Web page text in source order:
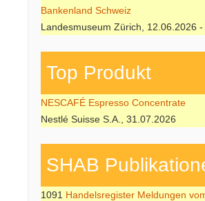
Bankenland Schweiz
Landesmuseum Zürich, 12.06.2026 -
Top Produkt
NESCAFÉ Espresso Concentrate
Nestlé Suisse S.A., 31.07.2026
SHAB
1091 Handelsregister Meldungen